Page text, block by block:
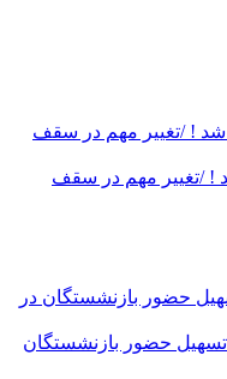
! /تغییر مهم در سقف
حضور بازنشستگان در